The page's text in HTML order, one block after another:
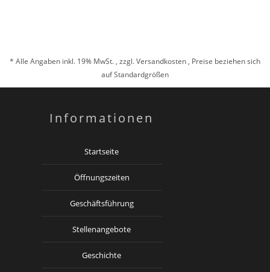
* Alle Angaben inkl. 19% MwSt. , zzgl.Versandkosten , Preise beziehen sich
auf Standardgrößen
Informationen
Startseite
Öffnungszeiten
Geschäftsführung
Stellenangebote
Geschichte